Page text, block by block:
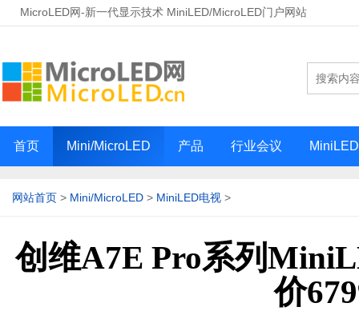
MicroLED网-新一代显示技术 MiniLED/MicroLED门户网站
首页 Mini/MicroLED 产品 行业会议
网站首页 > Mini/MicroLED > MiniLED电视 >
创维A7E Pro系列
价